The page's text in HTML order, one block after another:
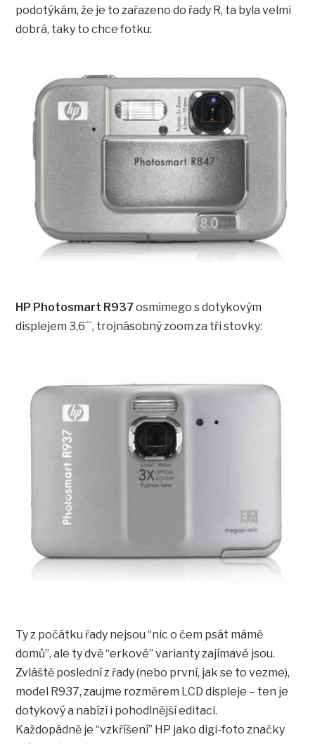
podotýkám, že je to zařazeno do řady R, ta byla velmi
dobrá, taky to chce fotku:
HP Photosmart R937osmimego s dotykovým
displejem 3,6´´, trojnásobný zoom za tři stovky:
Ty z počátku řady nejsou “nic o čem psát mámě
domů”, ale ty dvě “erkové” varianty zajímavé jsou.
Zvláště poslední z řady (nebo první, jak se to vezme),
model R937, zaujme rozměrem LCD displeje – ten je
dotykový a nabízí i pohodlnější editaci.
Každopádně je “vzkříšení” HP jako digi-foto značky